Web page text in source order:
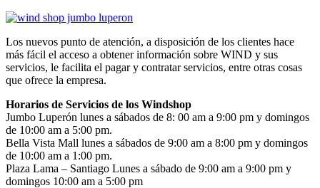
Los nuevos punto de atención, a disposición de los clientes hace
más fácil el acceso a obtener información sobre WIND y sus
servicios, le facilita el pagar y contratar servicios, entre otras cosas
que ofrece la empresa.
Horarios de Servicios de los Windshop
Jumbo Luperón lunes a sábados de 8: 00 am a 9:00 pm y domingos
de 10:00 am a 5:00 pm.
Bella Vista Mall lunes a sábados de 9:00 am a 8:00 pm y domingos
de 10:00 am a 1:00 pm.
Plaza Lama – Santiago Lunes a sábado de 9:00 am a 9:00 pm y
domingos 10:00 am a 5:00 pm